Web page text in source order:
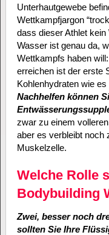
Unterhautgewebe
Wettkampfjargon
dass dieser Athlet
Wasser ist genau da,
Wettkampfs haben
erreichen ist der erste
Kohlenhydraten wie
Nachhelfen können
zwar zu einem
aber es verbleibt noch
Muskelzelle.
Welche Rolle
Bodybuilding
Zwei, besser noch
sollten Sie Ihre